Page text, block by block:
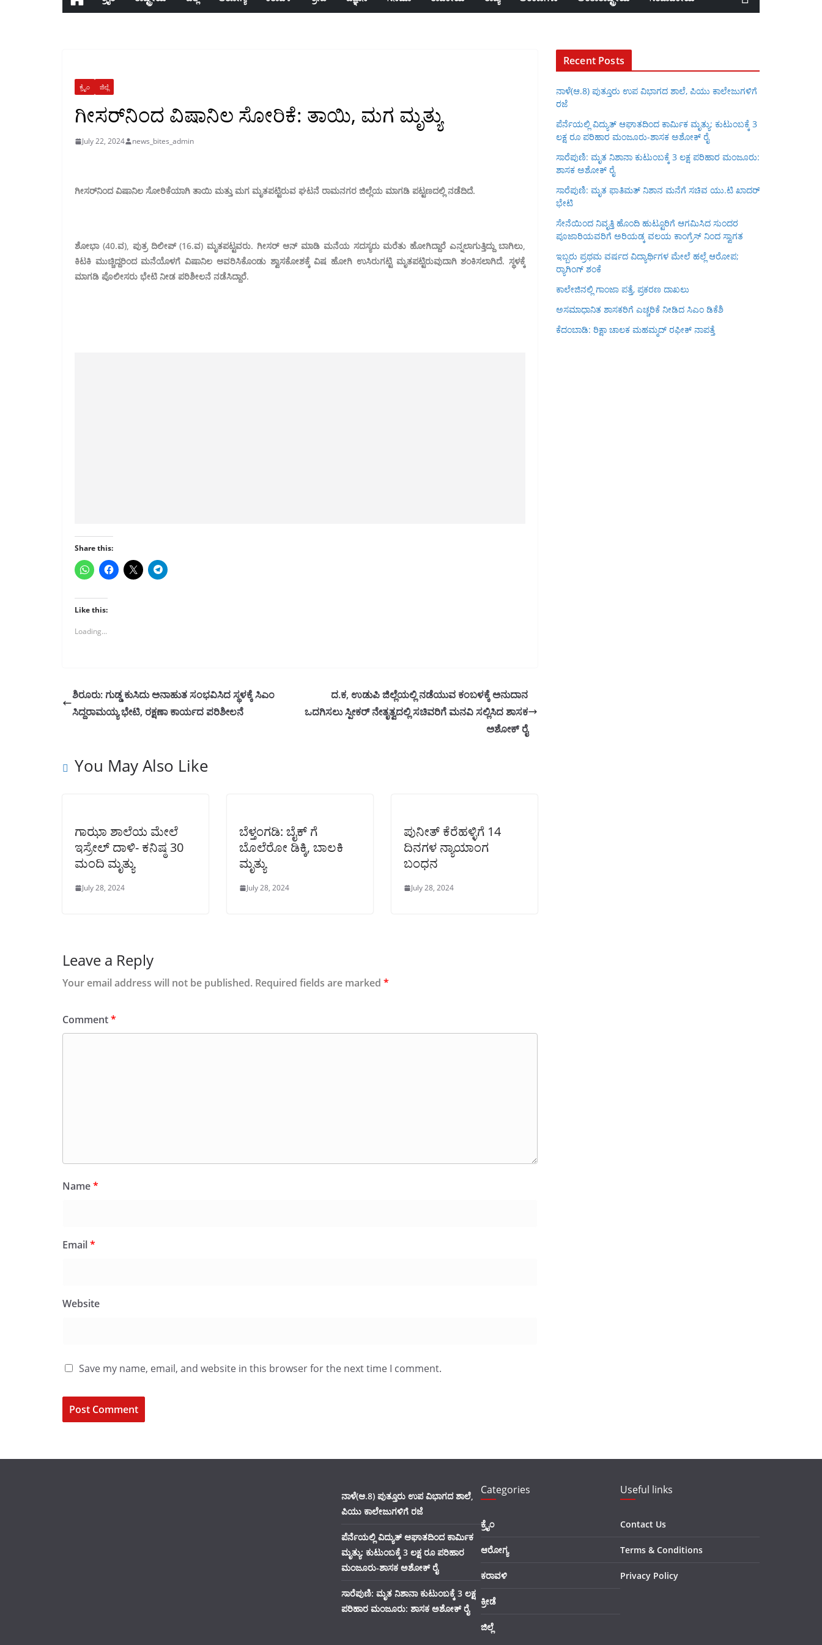
ಕ್ರೈಂ ಜಿಲ್ಲೆ
ಗೀಸರ್‌ನಿಂದ ವಿಷಾನಿಲ ಸೋರಿಕೆ: ತಾಯಿ, ಮಗ ಮೃತ್ಯು
July 22, 2024 news_bites_admin
ಗೀಸರ್‌ನಿಂದ ವಿಷಾನಿಲ ಸೋರಿಕೆಯಾಗಿ ತಾಯಿ ಮತ್ತು ಮಗ ಮೃತಪಟ್ಟಿರುವ ಘಟನೆ ರಾಮನಗರ ಜಿಲ್ಲೆಯ ಮಾಗಡಿ ಪಟ್ಟಣದಲ್ಲಿ ನಡೆದಿದೆ.
ಶೋಭಾ (40.ವ), ಪುತ್ರ ದಿಲೀಪ್ (16.ವ) ಮೃತಪಟ್ಟವರು. ಗೀಸರ್‌ ಆನ್ ಮಾಡಿ ಮನೆಯ ಸದಸ್ಯರು ಮರೆತು ಹೋಗಿದ್ದಾರೆ ಎನ್ನಲಾಗುತ್ತಿದ್ದು ಬಾಗಿಲು,
ಕಿಟಕಿ ಮುಚ್ಚಿದ್ದರಿಂದ ಮನೆಯೊಳಗೆ ವಿಷಾನಿಲ ಆವರಿಸಿಕೊಂಡು ಶ್ವಾಸಕೋಶಕ್ಕೆ ವಿಷ ಹೋಗಿ ಉಸಿರುಗಟ್ಟಿ ಮೃತಪಟ್ಟಿರುವುದಾಗಿ ಶಂಕಿಸಲಾಗಿದೆ. ಸ್ಥಳಕ್ಕೆ
ಮಾಗಡಿ ಪೊಲೀಸರು ಭೇಟಿ ನೀಡ ಪರಿಶೀಲನೆ ನಡೆಸಿದ್ದಾರೆ.
Share this:
Like this:
Loading...
ಶಿರೂರು: ಗುಡ್ಡ ಕುಸಿದು ಅನಾಹುತ ಸಂಭವಿಸಿದ ಸ್ಥಳಕ್ಕೆ ಸಿಎಂ
ಸಿದ್ದರಾಮಯ್ಯ ಭೇಟಿ, ರಕ್ಷಣಾ ಕಾರ್ಯದ ಪರಿಶೀಲನೆ
ದ.ಕ, ಉಡುಪಿ ಜಿಲ್ಲೆಯಲ್ಲಿ ನಡೆಯುವ ಕಂಬಳಕ್ಕೆ ಅನುದಾನ
ಒದಗಿಸಲು ಸ್ಪೀಕರ್ ನೇತೃತ್ವದಲ್ಲಿ ಸಚಿವರಿಗೆ ಮನವಿ ಸಲ್ಲಿಸಿದ ಶಾಸಕ
ಅಶೋಕ್ ರೈ
You May Also Like
ಗಾಝಾ ಶಾಲೆಯ ಮೇಲೆ
ಇಸ್ರೇಲ್ ದಾಳಿ- ಕನಿಷ್ಠ 30
ಮಂದಿ ಮೃತ್ಯು
July 28, 2024
ಬೆಳ್ತಂಗಡಿ: ಬೈಕ್ ಗೆ
ಬೊಲೆರೋ ಡಿಕ್ಕಿ, ಬಾಲಕಿ
ಮೃತ್ಯು
July 28, 2024
ಪುನೀತ್ ಕೆರೆಹಳ್ಳಿಗೆ 14
ದಿನಗಳ ನ್ಯಾಯಾಂಗ
ಬಂಧನ
July 28, 2024
Leave a Reply
Your email address will not be published. Required fields are marked *
Comment*
Name*
Email*
Website
Save my name, email, and website in this browser for the next time I comment.
Recent Posts
ನಾಳೆ(ಆ.8) ಪುತ್ತೂರು ಉಪ ವಿಭಾಗದ ಶಾಲೆ, ಪಿಯು ಕಾಲೇಜುಗಳಿಗೆ
ರಜೆ
ಪೆರ್ನೆಯಲ್ಲಿ ವಿದ್ಯುತ್ ಆಘಾತದಿಂದ ಕಾರ್ಮಿಕ ಮೃತ್ಯು: ಕುಟುಂಬಕ್ಕೆ 3
ಲಕ್ಷ ರೂ ಪರಿಹಾರ ಮಂಜೂರು-ಶಾಸಕ ಅಶೋಕ್ ರೈ
ಸಾರೆಪುಣಿ: ಮೃತ ನಿಶಾನಾ ಕುಟುಂಬಕ್ಕೆ 3 ಲಕ್ಷ ಪರಿಹಾರ ಮಂಜೂರು:
ಶಾಸಕ ಅಶೋಕ್ ರೈ
ಸಾರೆಪುಣಿ: ಮೃತ ಫಾತಿಮತ್ ನಿಶಾನ ಮನೆಗೆ ಸಚಿವ ಯು.ಟಿ ಖಾದರ್
ಭೇಟಿ
ಸೇನೆಯಿಂದ ನಿವೃತ್ತಿ ಹೊಂದಿ ಹುಟ್ಟೂರಿಗೆ ಆಗಮಿಸಿದ ಸುಂದರ
ಪೂಜಾರಿಯವರಿಗೆ ಅರಿಯಡ್ಕ ವಲಯ ಕಾಂಗ್ರೆಸ್ ನಿಂದ ಸ್ವಾಗತ
ಇಬ್ಬರು ಪ್ರಥಮ ವರ್ಷದ ವಿದ್ಯಾರ್ಥಿಗಳ ಮೇಲೆ ಹಲ್ಲೆ ಆರೋಪ;
ರ‍್ಯಾಗಿಂಗ್ ಶಂಕೆ
ಕಾಲೇಜಿನಲ್ಲಿ ಗಾಂಜಾ ಪತ್ತೆ, ಪ್ರಕರಣ ದಾಖಲು
ಅಸಮಾಧಾನಿತ ಶಾಸಕರಿಗೆ ಎಚ್ಚರಿಕೆ ನೀಡಿದ ಸಿಎಂ ಡಿಕೆಶಿ
ಕೆದಂಬಾಡಿ: ರಿಕ್ಷಾ ಚಾಲಕ ಮಹಮ್ಮದ್ ರಫೀಕ್ ನಾಪತ್ತೆ
ನಾಳೆ(ಆ.8) ಪುತ್ತೂರು ಉಪ ವಿಭಾಗದ ಶಾಲೆ,
ಪಿಯು ಕಾಲೇಜುಗಳಿಗೆ ರಜೆ
ಪೆರ್ನೆಯಲ್ಲಿ ವಿದ್ಯುತ್ ಆಘಾತದಿಂದ ಕಾರ್ಮಿಕ
ಮೃತ್ಯು: ಕುಟುಂಬಕ್ಕೆ 3 ಲಕ್ಷ ರೂ ಪರಿಹಾರ
ಮಂಜೂರು-ಶಾಸಕ ಅಶೋಕ್ ರೈ
ಸಾರೆಪುಣಿ: ಮೃತ ನಿಶಾನಾ ಕುಟುಂಬಕ್ಕೆ 3 ಲಕ್ಷ
ಪರಿಹಾರ ಮಂಜೂರು: ಶಾಸಕ ಅಶೋಕ್ ರೈ
Categories
ಕ್ರೈಂ
ಆರೋಗ್ಯ
ಕರಾವಳಿ
ಕ್ರೀಡೆ
ಜಿಲ್ಲೆ
Useful links
Contact Us
Terms & Conditions
Privacy Policy